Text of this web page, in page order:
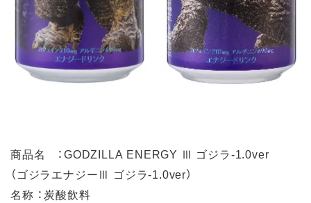
商品名 ：GODZILLA ENERGY Ⅲ ゴジラ-1.0ver
（ゴジラエナジーⅢ ゴジラ-1.0ver）
名称 ：炭酸飲料